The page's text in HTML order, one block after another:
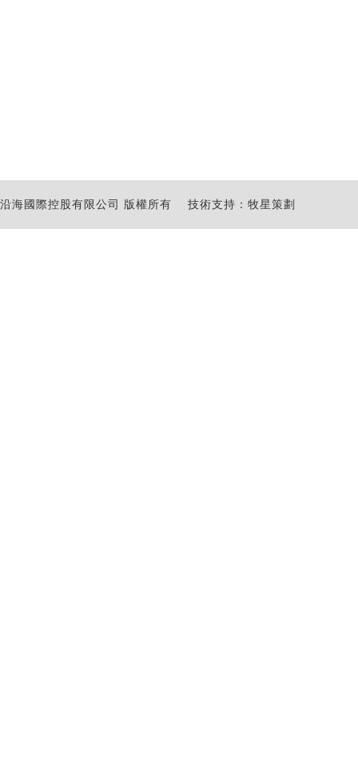
沿海國際控股有限公司 版權所有 技術支持：牧星策劃